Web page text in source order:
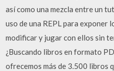
así como una mezcla entre un
uso de una REPL para exponer
modificar y jugar con ellos sin
¿Buscando libros en formato
ofrecemos más de 3.500 libros